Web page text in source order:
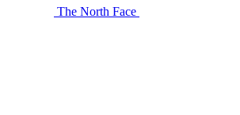
The North Face